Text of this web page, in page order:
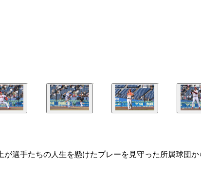
選手たちの人生を懸けたプレーを見守った所属球団